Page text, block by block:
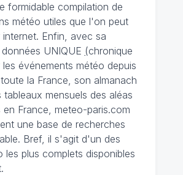
formidable compilation de
météo utiles que l'on peut
Enfin, avec sa
UNIQUE (chronique
les événements météo depuis
la France, son almanach
tableaux mensuels des aléas
en France, meteo-paris.com
une base de recherches
Bref, il s'agit d'un des
les plus complets disponibles